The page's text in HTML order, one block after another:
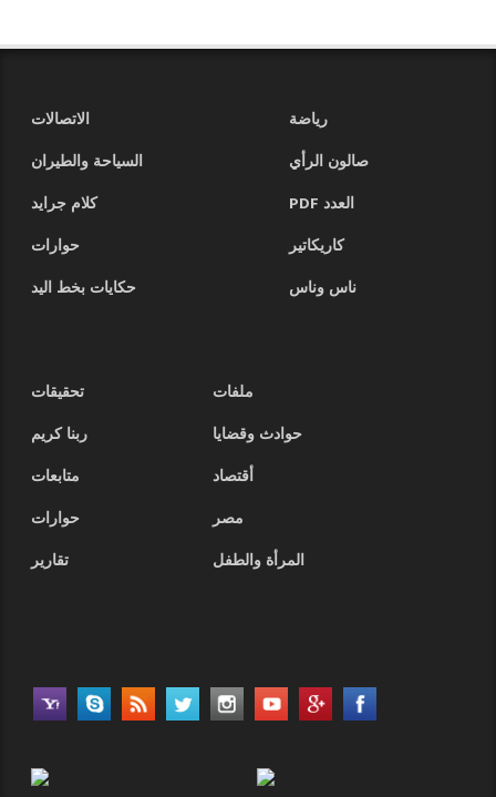
رياضة
الاتصالات
صالون الرأي
السياحة والطيران
العدد PDF
كلام جرايد
كاريكاتير
حوارات
ناس وناس
حكايات بخط اليد
ملفات
تحقيقات
حوادث وقضايا
ربنا كريم
أقتصاد
متابعات
مصر
حوارات
المرأة والطفل
تقارير